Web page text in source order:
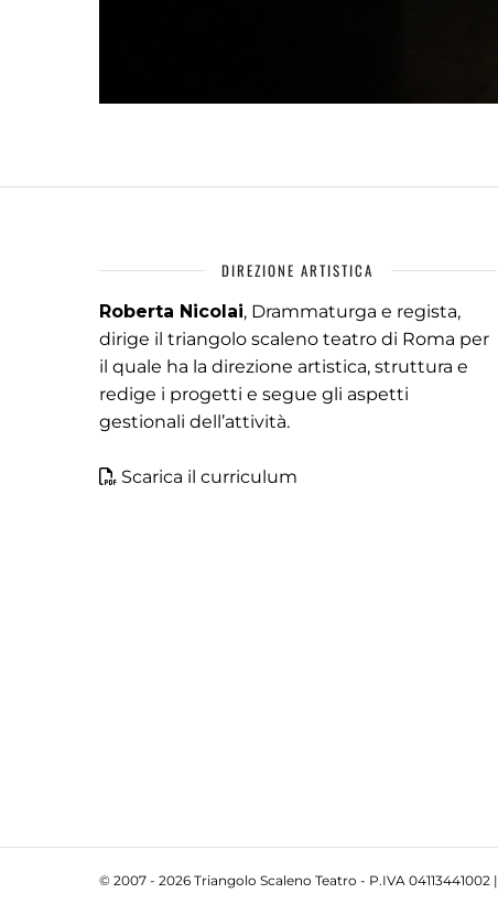
DIREZIONE ARTISTICA
Roberta Nicolai, Drammaturga e regista,
dirige il triangolo scaleno teatro di Roma per
il quale ha la direzione artistica, struttura e
redige i progetti e segue gli aspetti
gestionali dell’attività.
Scarica il curriculum
© 2007 - 2026 Triangolo Scaleno Teatro - P.IVA 04113441002 |